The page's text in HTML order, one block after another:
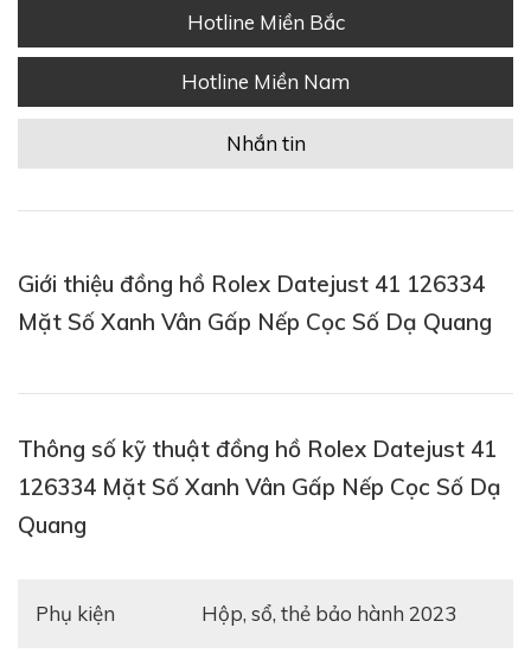
Hotline Miền Bắc
Hotline Miền Nam
Nhắn tin
Giới thiệu đồng hồ Rolex Datejust 41 126334
Mặt Số Xanh Vân Gấp Nếp Cọc Số Dạ Quang
Thông số kỹ thuật đồng hồ Rolex Datejust 41
126334 Mặt Số Xanh Vân Gấp Nếp Cọc Số Dạ
Quang
Phụ kiện hộp, sổ, thẻ bảo hành 2023